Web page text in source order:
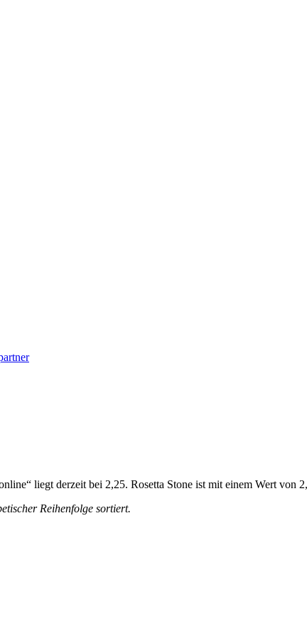
liegt derzeit bei 2,25. Rosetta Stone ist mit einem Wert von
Reihenfolge sortiert.